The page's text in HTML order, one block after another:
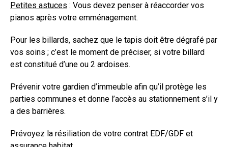
Petites astuces : Vous devez penser à réaccorder vos
pianos après votre emménagement.
Pour les billards, sachez que le tapis doit être dégrafé par
vos soins ; c’est le moment de préciser, si votre billard
est constitué d’une ou 2 ardoises.
Prévenir votre gardien d’immeuble afin qu’il protège les
parties communes et donne l’accès au stationnement s’il y
a des barrières.
Prévoyez la résiliation de votre contrat EDF/GDF et